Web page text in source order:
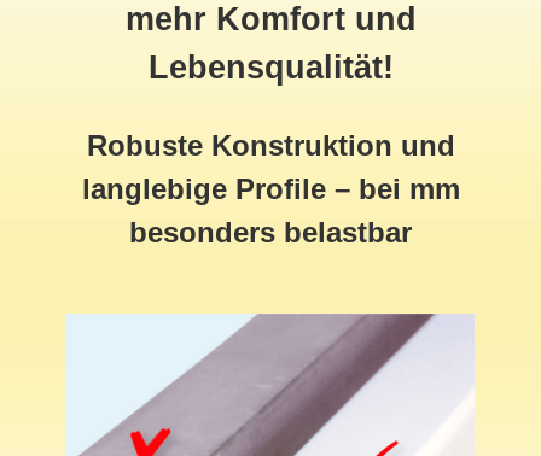
mehr Komfort und
Lebensqualität!
Robuste Konstruktion und
langlebige Profile – bei mm
besonders belastbar